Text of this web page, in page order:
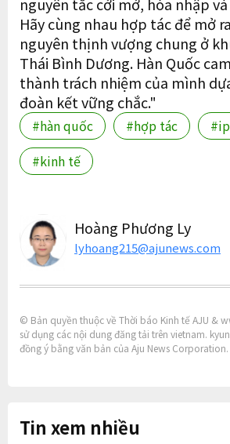
Hãy cùng nhau hợp tác để mở
nguyên thịnh vượng chung ở
Thái Bình Dương. Hàn Quốc
thành trách nhiệm của mình
đoàn kết vững chắc."
#hàn quốc #hợp tác
#kinh tế
Hoàng Phương Ly
lyhoang215@ajunews.com
© Bản quyền thuộc về Thời báo Kinh tế AJU &
sử dụng các nội dung đăng tải trên vietnam.
đồng ý bằng văn bản của Aju News Corporation.
Tin xem nhiều